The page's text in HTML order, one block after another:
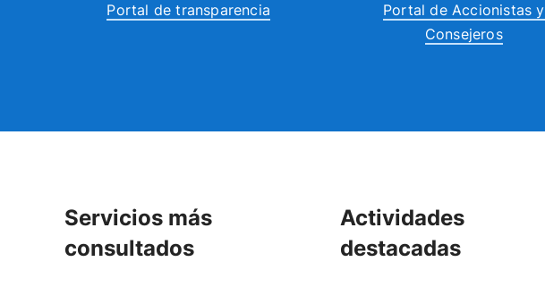
Portal de transparencia
Portal de Accionistas y
Consejeros
Servicios más
consultados
Actividades
destacadas